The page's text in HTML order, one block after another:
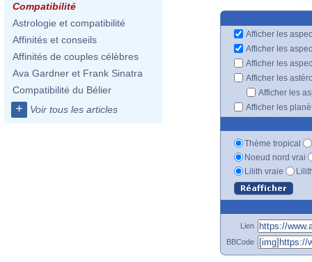
Compatibilité
Astrologie et compatibilité
Affinités et conseils
Affinités de couples célèbres
Ava Gardner et Frank Sinatra
Compatibilité du Bélier
+ Voir tous les articles
Afficher les
Afficher les
Afficher les
Afficher les
Afficher les
Afficher les
Thème tropical
Noeud nord vrai
Lilith vraie
Lien
BBCode